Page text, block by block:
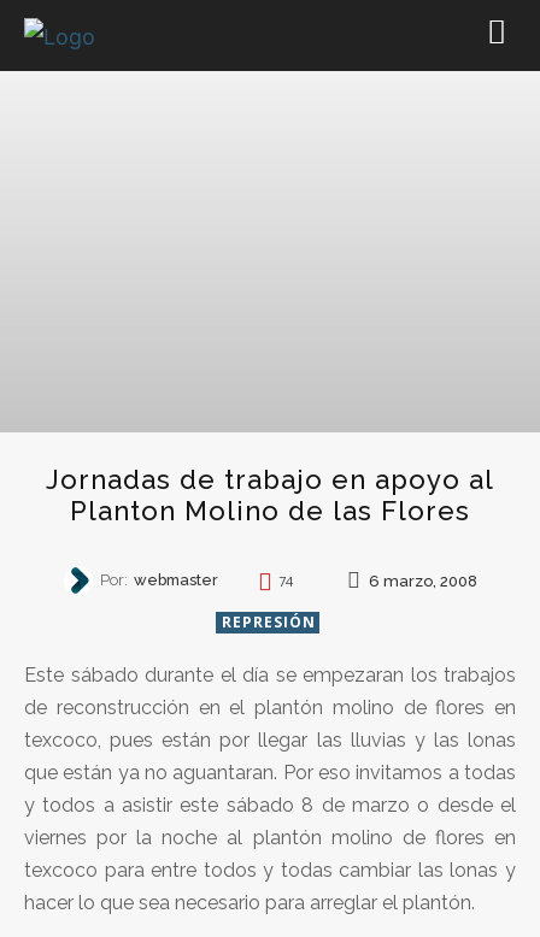
Jornadas de trabajo en apoyo al
Planton Molino de las Flores
Por: webmaster 74 6 marzo, 2008
REPRESIÓN
Este sábado durante el día se empezaran los trabajos
de reconstrucción en el plantón molino de flores en
texcoco, pues están por llegar las lluvias y las lonas
que están ya no aguantaran. Por eso invitamos a todas
y todos a asistir este sábado 8 de marzo o desde el
viernes por la noche al plantón molino de flores en
texcoco para entre todos y todas cambiar las lonas y
hacer lo que sea necesario para arreglar el plantón.